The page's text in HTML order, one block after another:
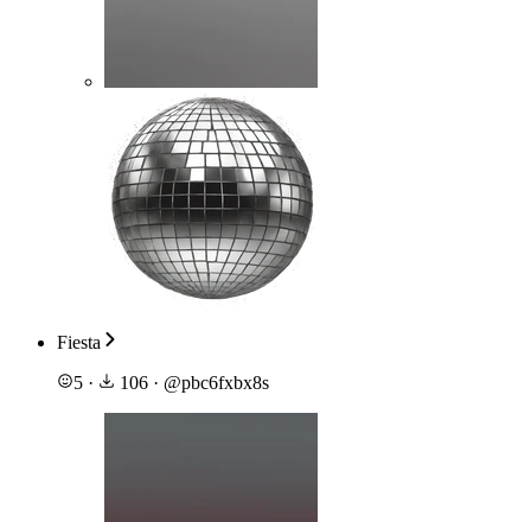
Fiesta
5 · 106 · @pbc6fxbx8s